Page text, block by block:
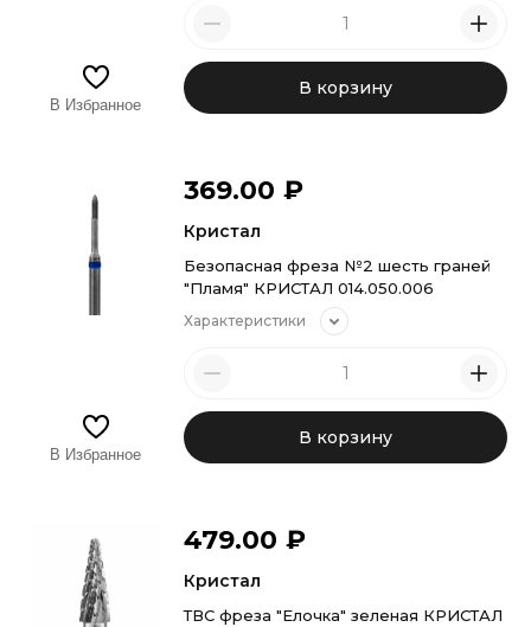
В корзину
В Избранное
369.00 ₽
Кристал
Безопасная фреза №2 шесть граней
"Пламя" КРИСТАЛ 014.050.006
Характеристики
В корзину
В Избранное
479.00 ₽
Кристал
ТВС фреза "Елочка" зеленая КРИСТАЛ